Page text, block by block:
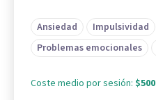
Ansiedad Impulsividad
Problemas emocionales
Coste medio por sesión: $500